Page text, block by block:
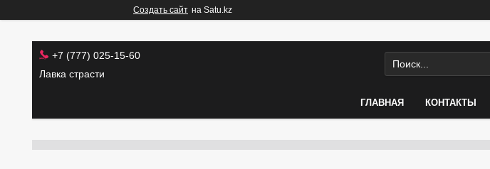
Создать сайт на Satu.kz
+7 (777) 025-15-60
Лавка страсти
ГЛАВНАЯ КОНТАКТЫ